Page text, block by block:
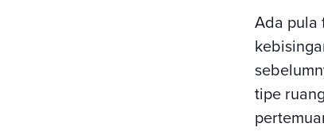
Ada pula
tipe